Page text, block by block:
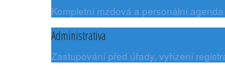
Kompletní mzdová a personální agenda
Administrativa
Zastupování před úřady, vyřízení